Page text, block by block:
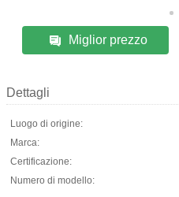
Miglior prezzo
Dettagli
Luogo di origine:
Marca:
Certificazione:
Numero di modello: